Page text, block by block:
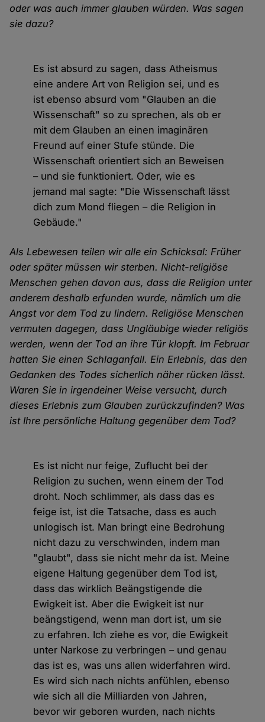
oder was auch immer glauben würden. Was sagen
sie dazu?
Es ist absurd zu sagen, dass Atheismus
eine andere Art von Religion sei, und es
ist ebenso absurd vom "Glauben an die
Wissenschaft" so zu sprechen, als ob er
mit dem Glauben an einen imaginären
Freund auf einer Stufe stünde. Die
Wissenschaft orientiert sich an Beweisen
– und sie funktioniert. Oder, wie es
jemand mal sagte: "Die Wissenschaft lässt
dich zum Mond fliegen – die Religion in
Gebäude."
Als Lebewesen teilen wir alle ein Schicksal: Früher
oder später müssen wir sterben. Nicht-religiöse
Menschen gehen davon aus, dass die Religion unter
anderem deshalb erfunden wurde, nämlich um die
Angst vor dem Tod zu lindern. Religiöse Menschen
vermuten dagegen, dass Ungläubige wieder religiös
werden, wenn der Tod an ihre Tür klopft. Im Februar
hatten Sie einen Schlaganfall. Ein Erlebnis, das den
Gedanken des Todes sicherlich näher rücken lässt.
Waren Sie in irgendeiner Weise versucht, durch
dieses Erlebnis zum Glauben zurückzufinden? Was
ist Ihre persönliche Haltung gegenüber dem Tod?
Es ist nicht nur feige, Zuflucht bei der
Religion zu suchen, wenn einem der Tod
droht. Noch schlimmer, als dass das es
feige ist, ist die Tatsache, dass es auch
unlogisch ist. Man bringt eine Bedrohung
nicht dazu zu verschwinden, indem man
"glaubt", dass sie nicht mehr da ist. Meine
eigene Haltung gegenüber dem Tod ist,
dass das wirklich Beängstigende die
Ewigkeit ist. Aber die Ewigkeit ist nur
beängstigend, wenn man dort ist, um sie
zu erfahren. Ich ziehe es vor, die Ewigkeit
unter Narkose zu verbringen – und genau
das ist es, was uns allen widerfahren wird.
Es wird sich nach nichts anfühlen, ebenso
wie sich all die Milliarden von Jahren,
bevor wir geboren wurden, nach nichts